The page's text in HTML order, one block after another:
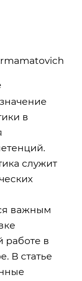
в
служит
важным
работе в
В статье